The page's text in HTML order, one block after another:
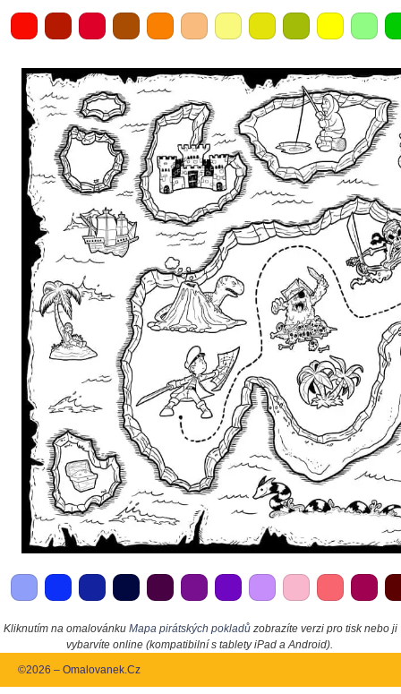
Kliknutím na omalovánku Mapa pirátských pokladů zobrazíte verzi pro tisk nebo ji
vybarvíte online (kompatibilní s tablety iPad a Android).
©2026 – Omalovanek.Cz